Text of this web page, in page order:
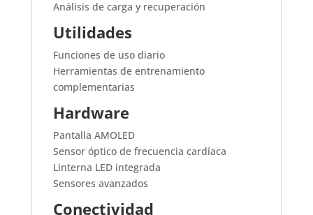
Análisis de carga y recuperación
Utilidades
Funciones de uso diario
Herramientas de entrenamiento
complementarias
Hardware
Pantalla AMOLED
Sensor óptico de frecuencia cardíaca
Linterna LED integrada
Sensores avanzados
Conectividad